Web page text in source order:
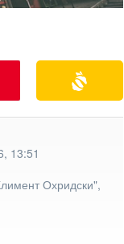
13:51
Охридски",